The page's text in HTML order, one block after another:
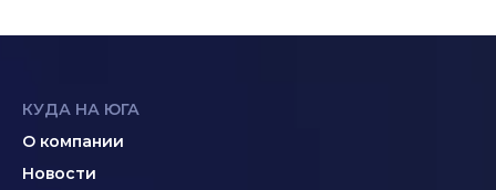
КУДА НА ЮГА
О компании
Новости